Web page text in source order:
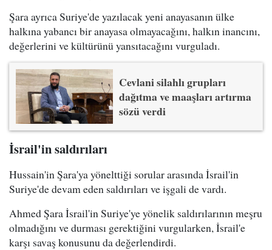
Şara ayrıca Suriye'de yazılacak yeni anayasanın ülke
halkına yabancı bir anayasa olmayacağını, halkın inancını,
değerlerini ve kültürünü yansıtacağını vurguladı.
Cevlani silahlı grupları
dağıtma ve maaşları artırma
sözü verdi
İsrail'in saldırıları
Hussain'in Şara'ya yönelttiği sorular arasında İsrail'in
Suriye'de devam eden saldırıları ve işgali de vardı.
Ahmed Şara İsrail'in Suriye'ye yönelik saldırılarının meşru
olmadığını ve durması gerektiğini vurgularken, İsrail'e
karşı savaş konusunu da değerlendirdi.